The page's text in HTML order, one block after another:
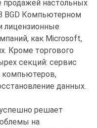
продажей настольных
BGD Компьютерном
лицензионные
как Microsoft,
Кроме торгового
секций: сервис
компьютеров,
данных.
решает
на